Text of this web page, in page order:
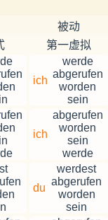
被动
第一虚拟
ich
werde
abgerufen
worden
sein
ich
abgerufen
worden
sein
werde
du
werdest
abgerufen
worden
sein